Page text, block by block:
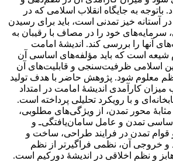
باتوجه به جایگاه انقلاب اسلامی که در
خیز تمدنی است، باید برای رسیدن
سرمایه‌های خود را در مصاف با رقیبان به
آنها را بررسی کند. اندیشۀ امامت
شیعه است که باید مؤلفه‌های اساسی آن
اسلامی ظرفیت‌سنجی و قابلیت‌های آن
معلوم شود. پژوهش حاضر با هدف تولید
میزان کارآمدی اندیشۀ امامت در امتداد
و با رویکرد تحلیلی پرداخته است.
محور تمدن، از ویژگی‌های مطلوبی،
تمدن و عامل سامان‌یافتگی‌ـ و
تمدن در فرایند طراحی، ساخت و
و خروجی آن، نظمی فراگیرتر از نظم
و نظم اخلاقی در اندیشۀ دورکیم است.